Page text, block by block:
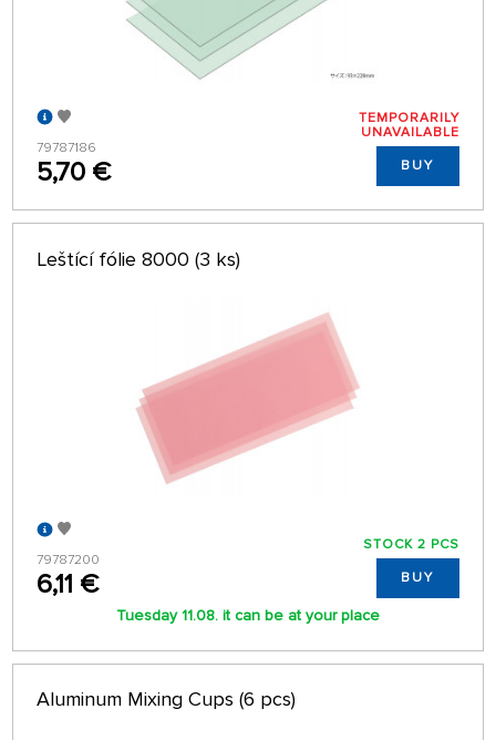
79787186
5,70 €
TEMPORARILY
UNAVAILABLE
BUY
Leštící fólie 8000 (3 ks)
79787200
6,11 €
STOCK 2 PCS
BUY
Tuesday 11.08. it can be at your place
Aluminum Mixing Cups (6 pcs)